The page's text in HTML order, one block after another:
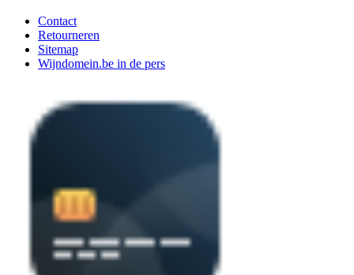
Contact
Retourneren
Sitemap
Wijndomein.be in de pers